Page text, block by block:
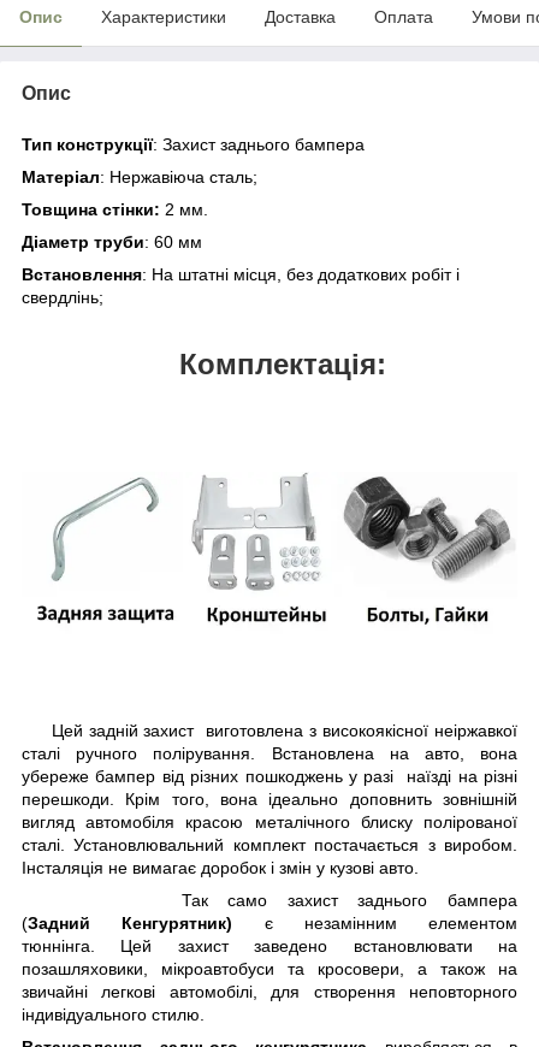
Опис Характеристики Доставка Оплата Умови
Опис
Тип конструкції: Захист заднього бампера
Матеріал: Нержавіюча сталь;
Товщина стінки: 2 мм.
Діаметр труби: 60 мм
Встановлення: На штатні місця, без додаткових робіт і
свердлінь;
Комплектація:
Цей задній захист виготовлена з високоякісної неіржавкої
сталі ручного полірування. Встановлена на авто, вона
убереже бампер від різних пошкоджень у разі наїзді на різні
перешкоди. Крім того, вона ідеально доповнить зовнішній
вигляд автомобіля красою металічного блиску полірованої
сталі. Установлювальний комплект постачається з виробом.
Інсталяція не вимагає доробок і змін у кузові авто.
Так само захист заднього бампера
(Задний Кенгурятник) є незамінним елементом
тюннінга. Цей захист заведено встановлювати на
позашляховики, мікроавтобуси та кросовери, а також на
звичайні легкові автомобілі, для створення неповторного
індивідуального стилю.